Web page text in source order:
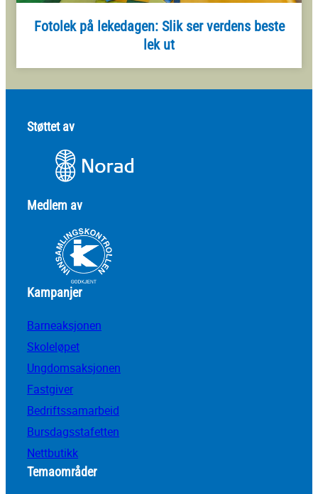
Fotolek på lekedagen: Slik ser verdens beste
lek ut
Støttet av
Medlem av
Kampanjer
Barneaksjonen
Skoleløpet
Ungdomsaksjonen
Fastgiver
Bedriftssamarbeid
Bursdagsstafetten
Nettbutikk
Temaområder